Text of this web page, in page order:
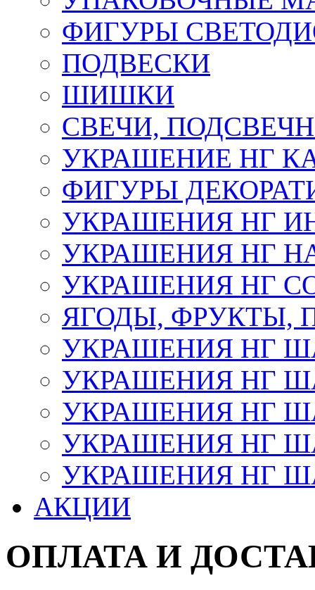
ФИГУРЫ
ПОДВЕСКИ
ШИШКИ
СВЕЧИ,
УКРАШЕНИЕ НГ
ФИГУРЫ
УКРАШЕНИЯ НГ
УКРАШЕНИЯ НГ
УКРАШЕНИЯ НГ
ЯГОДЫ, ФРУКТЫ,
УКРАШЕНИЯ НГ
УКРАШЕНИЯ НГ
УКРАШЕНИЯ НГ
УКРАШЕНИЯ НГ
УКРАШЕНИЯ НГ
АКЦИИ
ОПЛАТА И